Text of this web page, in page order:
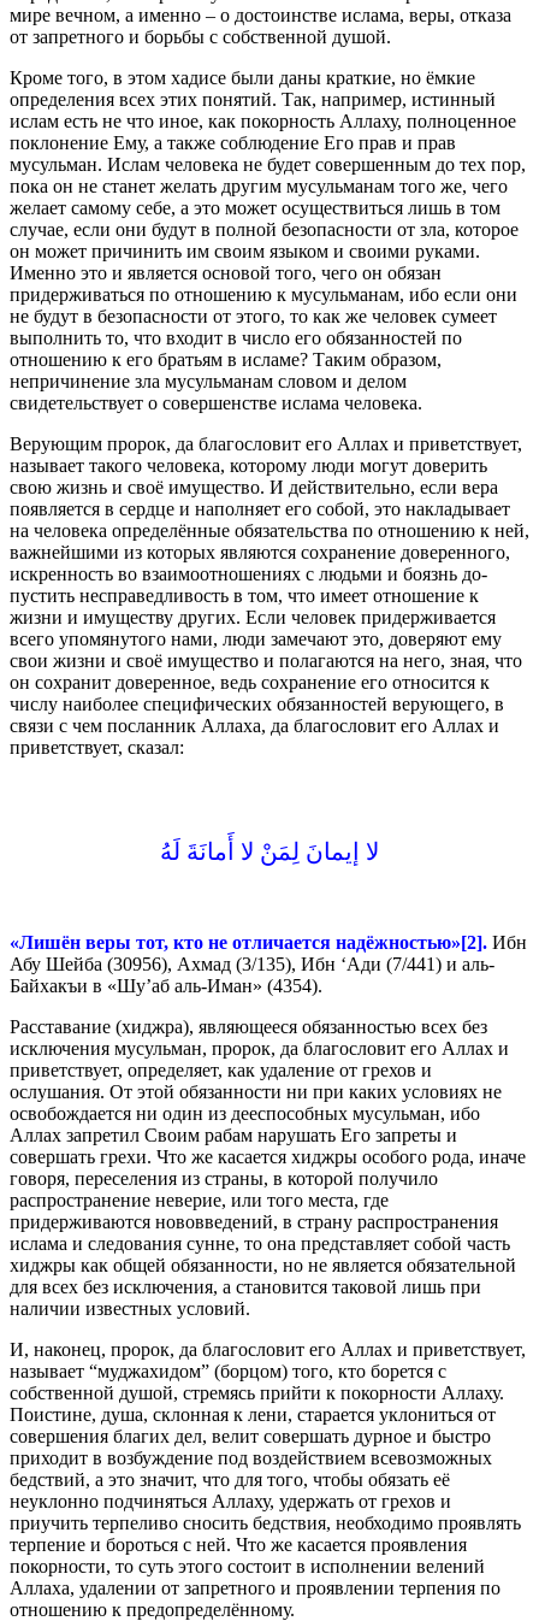
мире вечном, а именно – о достоинстве ислама, веры, отказа
от запретного и борьбы с собственной душой.
Кроме того, в этом хадисе были даны краткие, но ёмкие
опреде­ления всех этих понятий. Так, например, истинный
ислам есть не что иное, как покорность Аллаху, полноценное
поклонение Ему, а также соблюдение Его прав и прав
мусульман. Ислам человека не будет совершенным до тех пор,
пока он не станет желать другим му­сульманам того же, чего
желает самому себе, а это может осущест­виться лишь в том
случае, если они будут в полной безопасности от зла, которое
он может причинить им своим языком и своими рука­ми.
Именно это и является основой того, чего он обязан
придержи­ваться по отношению к мусульманам, ибо если они
не будут в безо­пасности от этого, то как же человек сумеет
выполнить то, что вхо­дит в число его обязанностей по
отношению к его братьям в исла­ме? Таким образом,
непричинение зла мусульманам словом и делом
свидетельствует о совершенстве ислама человека.
Верующим пророк, да благословит его Аллах и приветствует,
называет такого человека, которо­му люди могут доверить
свою жизнь и своё имущество. И действи­тельно, если вера
появляется в сердце и наполняет его собой, это накладывает
на человека определённые обязательства по отноше­нию к ней,
важнейшими из которых являются сохранение доверенного,
искренность во взаимоотношениях с людьми и боязнь до­
пустить несправедливость в том, что имеет отношение к
жизни и имуществу других. Если человек придерживается
всего упомяну­того нами, люди замечают это, доверяют ему
свои жизни и своё имущество и полагаются на него, зная, что
он сохранит доверен­ное, ведь сохранение его относится к
числу наиболее специфичес­ких обязанностей верующего, в
связи с чем посланник Аллаха, да благословит его Аллах и
приветствует, сказал:
لا إيمانَ لِمَنْ لا أَمانَةَ لَهُ
«Лишён веры тот, кто не отличается надёжностью»[2]. Ибн
Абу Шейба (30956), Ахмад (3/135), Ибн ‘Ади (7/441) и аль-
Байхакъи в «Шу’аб аль-Иман» (4354).
Расставание (хиджра), являющееся обязанностью всех без
исключения мусульман, пророк, да благословит его Аллах и
приветствует, определяет, как удаление от грехов и
ослушания. От этой обязанности ни при каких условиях не
освобождается ни один из дееспособных мусульман, ибо
Аллах за­претил Своим рабам нарушать Его запреты и
совершать грехи. Что же касается хиджры особого рода, иначе
говоря, переселения из страны, в которой получило
распространение неверие, или того мес­та, где
придерживаются нововведений, в страну распространения
ислама и следования сунне, то она представляет собой часть
хидж­ры как общей обязанности, но не является обязательной
для всех без исключения, а становится таковой лишь при
наличии известных ус­ловий.
И, наконец, пророк, да благословит его Аллах и приветствует,
называет “муджахидом” (бор­цом) того, кто борется с
собственной душой, стремясь прийти к покорности Аллаху.
Поистине, душа, склонная к лени, старается уклониться от
совершения благих дел, велит совершать дурное и быстро
приходит в возбуждение под воздействием всевозможных
бедствий, а это значит, что для того, чтобы обязать её
неуклонно подчиняться Аллаху, удержать от грехов и
приучить терпеливо сносить бедствия, необходимо проявлять
терпение и бороться с ней. Что же касается проявления
покорности, то суть этого состо­ит в исполнении велений
Аллаха, удалении от запретного и прояв­лении терпения по
отношению к предопределённому.